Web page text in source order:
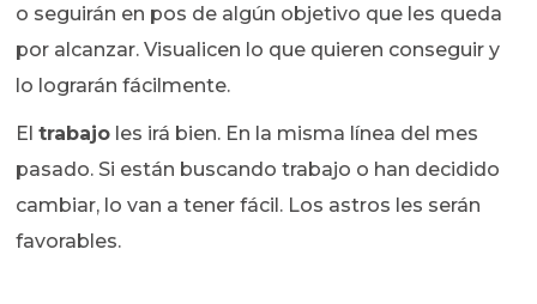
o seguirán en pos de algún objetivo que les queda
por alcanzar. Visualicen lo que quieren conseguir y
lo lograrán fácilmente.
Eltrabajo les irá bien. En la misma línea del mes
pasado. Si están buscando trabajo o han decidido
cambiar, lo van a tener fácil. Los astros les serán
favorables.